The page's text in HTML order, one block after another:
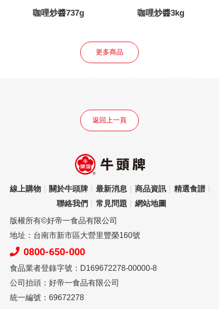
咖哩炒醬737g 咖哩炒醬3kg
更多商品
返回上一頁
線上購物 關於牛頭牌 最新消息 商品資訊
精選食譜
聯絡我們
常見問題 網站地圖
版權所有©好帝一食品有限公司
地址：台南市新市區大營里豐榮160號
0800-650-000
食品業者登錄字號：D169672278-00000-8
公司抬頭：好帝一食品有限公司
統一編號：69672278